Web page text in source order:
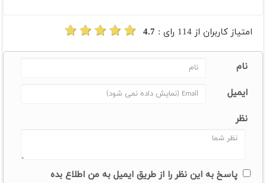
امتیاز کاربران از 114 رای : 4.7
نام
ایمیل
نظر
پاسخ به این نظر را از طریق ایمیل به من اطلاع بده